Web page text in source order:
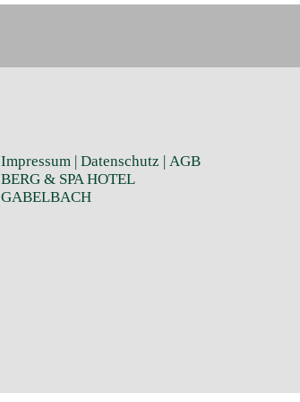
Impressum| Datenschutz | AGB
BERG & SPA HOTEL
GABELBACH